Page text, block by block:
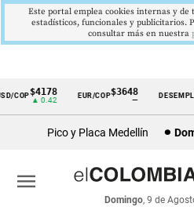
Cintillo
económicos
Colombia
COP$4178
▲ 0.42
EUR/COP$3648 DESEMPLEO
Pico y Placa Medellín
Domingo, 9 de
menu
Este portal emplea cookies internas y de
estadísticos, funcionales y publicitarios.
consultar más en nuestra